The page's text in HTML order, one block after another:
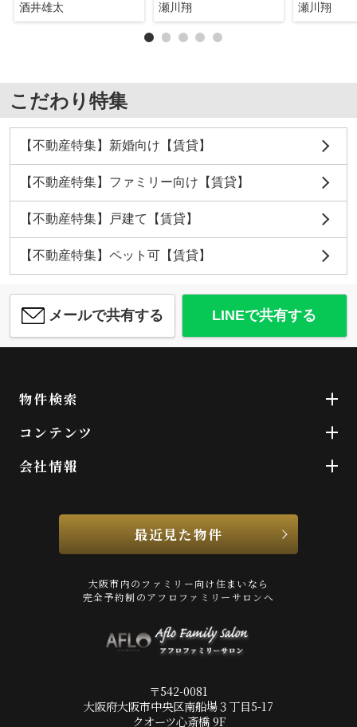
酒井雄太 瀬川翔 瀬川翔
こだわり特集
【不動産特集】新婚向け【賃貸】
【不動産特集】ファミリー向け【賃貸】
【不動産特集】戸建て【賃貸】
【不動産特集】ペット可【賃貸】
メールで共有する LINEで共有する
物件検索
コンテンツ
会社情報
最近見た物件
大阪市内のファミリー向け住まいなら
完全予約制のアフロファミリーサロンへ
〒542-0081
大阪府大阪市中央区南船場３丁目5-17
クオーツ心斎橋 9F